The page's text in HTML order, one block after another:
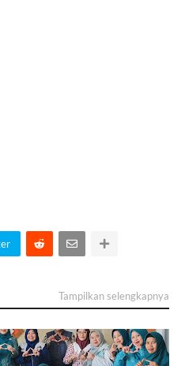
Tampilkan selengkapnya